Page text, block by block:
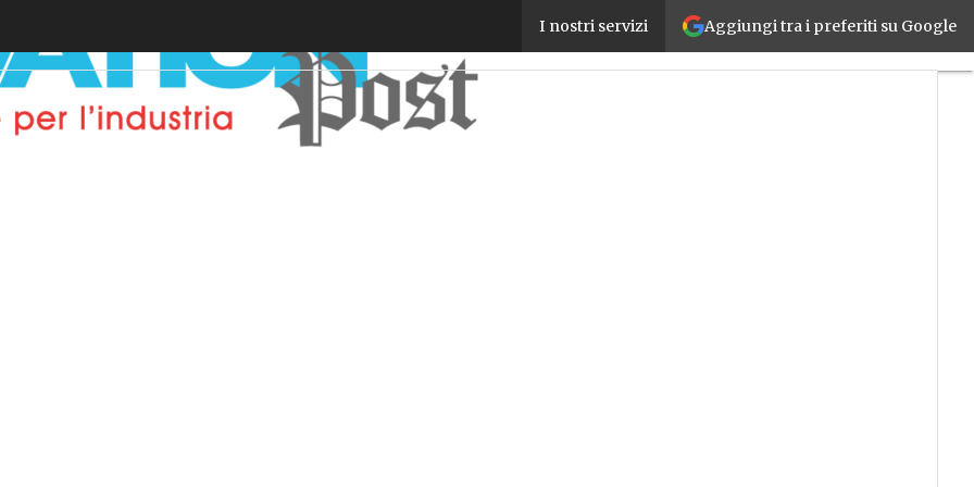
Aggiungi tra i preferiti su Google
I nostri servizi
Progetto MetaVEH: sensori MEMS miniaturizzati